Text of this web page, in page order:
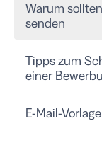
Warum
senden
Tipps zum
einer
E-Mail-